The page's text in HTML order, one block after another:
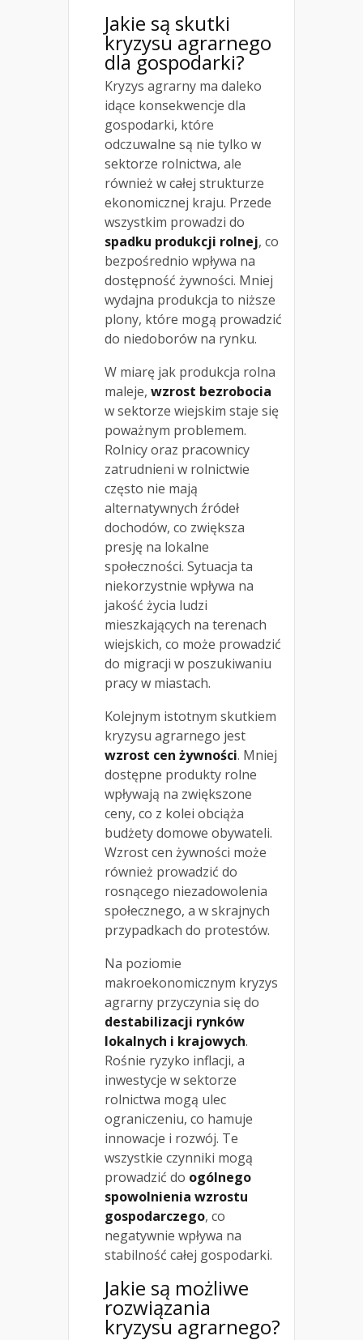
Jakie są skutki
kryzysu agrarnego
dla gospodarki?
Kryzys agrarny ma daleko
idące konsekwencje dla
gospodarki, które
odczuwalne są nie tylko w
sektorze rolnictwa, ale
również w całej strukturze
ekonomicznej kraju. Przede
wszystkim prowadzi do
spadku produkcji rolnej, co
bezpośrednio wpływa na
dostępność żywności. Mniej
wydajna produkcja to niższe
plony, które mogą prowadzić
do niedoborów na rynku.
W miarę jak produkcja rolna
maleje, wzrost bezrobocia
w sektorze wiejskim staje się
poważnym problemem.
Rolnicy oraz pracownicy
zatrudnieni w rolnictwie
często nie mają
alternatywnych źródeł
dochodów, co zwiększa
presję na lokalne
społeczności. Sytuacja ta
niekorzystnie wpływa na
jakość życia ludzi
mieszkających na terenach
wiejskich, co może prowadzić
do migracji w poszukiwaniu
pracy w miastach.
Kolejnym istotnym skutkiem
kryzysu agrarnego jest
wzrost cen żywności. Mniej
dostępne produkty rolne
wpływają na zwiększone
ceny, co z kolei obciąża
budżety domowe obywateli.
Wzrost cen żywności może
również prowadzić do
rosnącego niezadowolenia
społecznego, a w skrajnych
przypadkach do protestów.
Na poziomie
makroekonomicznym kryzys
agrarny przyczynia się do
destabilizacji rynków
lokalnych i krajowych.
Rośnie ryzyko inflacji, a
inwestycje w sektorze
rolnictwa mogą ulec
ograniczeniu, co hamuje
innowacje i rozwój. Te
wszystkie czynniki mogą
prowadzić do ogólnego
spowolnienia wzrostu
gospodarczego, co
negatywnie wpływa na
stabilność całej gospodarki.
Jakie są możliwe
rozwiązania
kryzysu agrarnego?